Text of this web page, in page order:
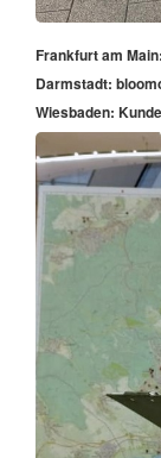
Frankfurt am
Darmstadt:
Wiesbaden: